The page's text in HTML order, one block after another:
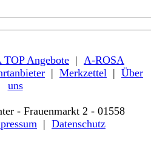
Angebote | A-ROSA
| Merkzettel | Über
uns
- Frauenmarkt 2 - 01558
| Datenschutz